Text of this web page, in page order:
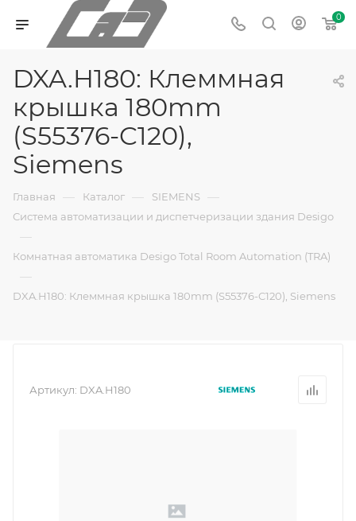
0
DXA.H180: Клеммная
крышка 180mm
(S55376-C120),
Siemens
Главная — Каталог — SIEMENS —
Система автоматизации и диспетчеризации здания Desigo
—
Комнатная автоматика Desigo Total Room Automation (TRA)
—
DXA.H180: Клеммная крышка 180mm (S55376-C120), Siemens
Артикул: DXA.H180